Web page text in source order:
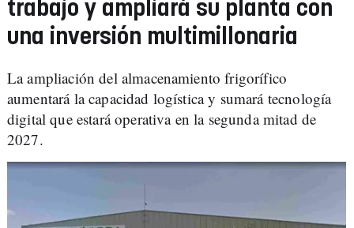
trabajo y ampliará su planta con
una inversión multimillonaria
La ampliación del almacenamiento frigorífico
aumentará la capacidad logística y sumará tecnología
digital que estará operativa en la segunda mitad de
2027.